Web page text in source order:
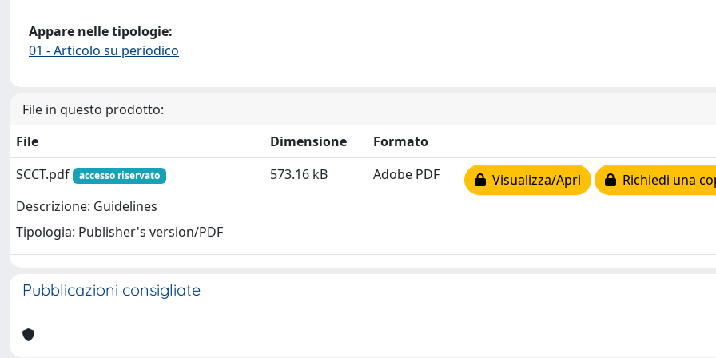
Appare nelle tipologie:
01 - Articolo su periodico
File in questo prodotto:
File
Dimensione
Formato
SCCT.pdf
accesso riservato
Descrizione: Guidelines
Tipologia: Publisher's version/PDF
573.16 kB Adobe PDF Visualizza/Apri Richiedi una
Pubblicazioni consigliate